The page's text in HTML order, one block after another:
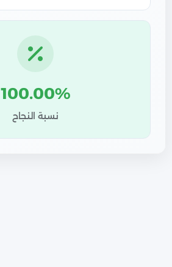
100.00%
نسبة النجاح